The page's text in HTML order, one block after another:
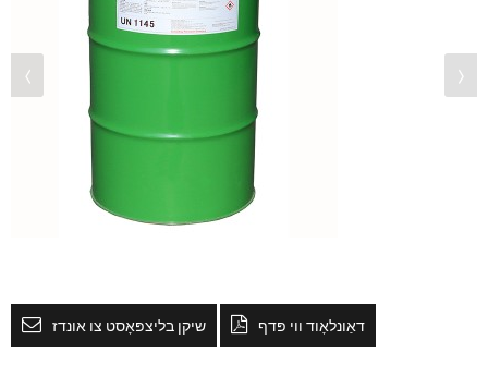
שיקן בליצפּאָסט צו אונדז דאַונלאָוד ווי פּדף